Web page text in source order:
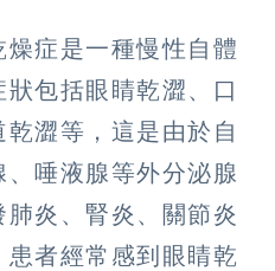
症是一種慢性自體
包括眼睛乾澀、口
澀等，這是由於自
唾液腺等外分泌腺
炎、腎炎、關節炎
者經常感到眼睛乾